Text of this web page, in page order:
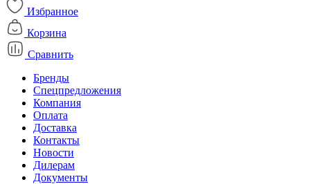
Избранное
Корзина
Сравнить
Бренды
Спецпредложения
Компания
Оплата
Доставка
Контакты
Новости
Дилерам
Документы